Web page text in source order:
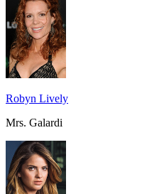
Robyn Lively
Mrs. Galardi